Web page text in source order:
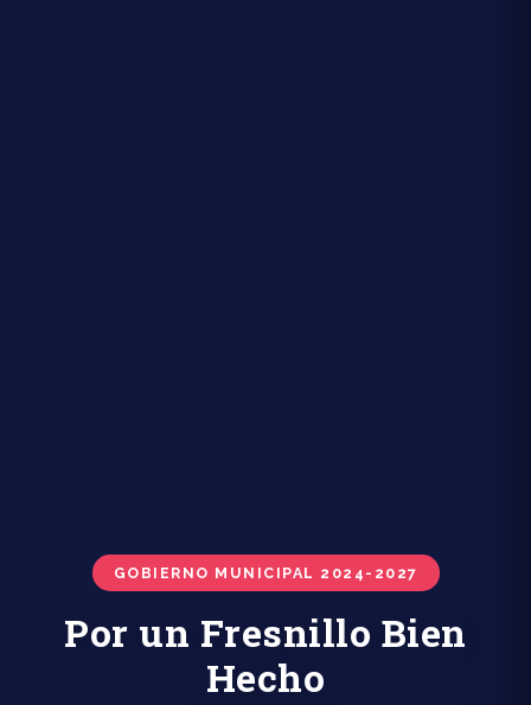
GOBIERNO MUNICIPAL 2024-2027
Por un Fresnillo Bien
Hecho